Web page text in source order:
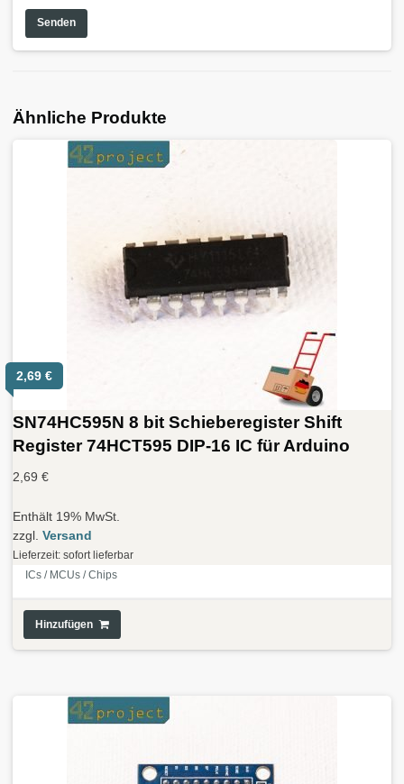
Ähnliche Produkte
2,69 €
SN74HC595N 8 bit Schieberegister Shift
Register 74HCT595 DIP-16 IC für Arduino
2,69 €
Enthält 19% MwSt.
zzgl. Versand
Lieferzeit: sofort lieferbar
ICs / MCUs / Chips
Hinzufügen